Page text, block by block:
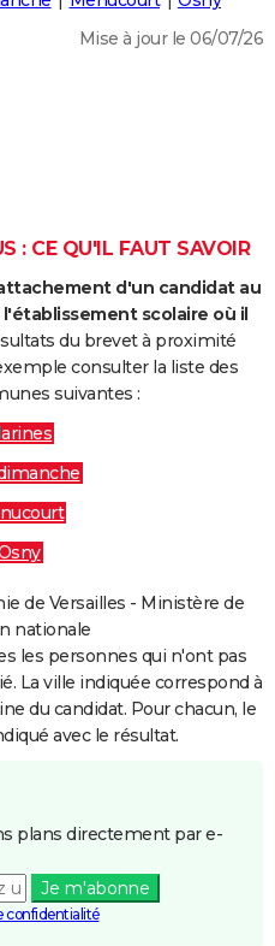
Mise à jour le 06/07/26
: CE QU'IL FAUT SAVOIR
d'un candidat au
scolaire où il
du brevet à proximité
consulter la liste des
suivantes :
de Versailles - Ministère de
nationale
les personnes qui n'ont pas
La ville indiquée correspond à
du candidat. Pour chacun, le
avec le résultat.
plans directement par e-
Je m'abonne
confidentialité